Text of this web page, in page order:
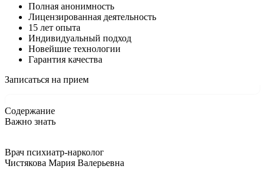
Полная анонимность
Лицензированная деятельность
15 лет опыта
Индивидуальный подход
Новейшие технологии
Гарантия качества
Записаться на прием
Содержание
Важно знать
Врач психиатр-нарколог
Чистякова Мария Валерьевна